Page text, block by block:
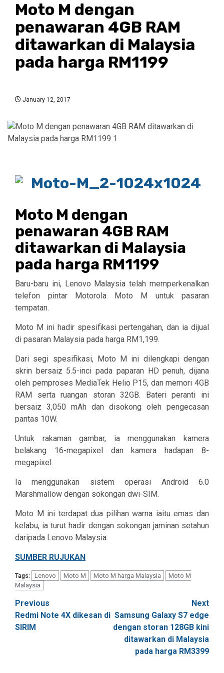
Moto M dengan
penawaran 4GB RAM
ditawarkan di Malaysia
pada harga RM1199
January 12, 2017
Moto M dengan
penawaran 4GB RAM
ditawarkan di Malaysia
pada harga RM1199
Baru-baru ini, Lenovo Malaysia telah memperkenalkan
telefon pintar Motorola Moto M untuk pasaran
tempatan.
Moto M ini hadir spesifikasi pertengahan, dan ia dijual
di pasaran Malaysia pada harga RM1,199.
Dari segi spesifikasi, Moto M ini dilengkapi dengan
skrin bersaiz 5.5-inci pada paparan HD penuh, dijana
oleh pemproses MediaTek Helio P15, dan memori 4GB
RAM serta ruangan storan 32GB. Bateri peranti ini
bersaiz 3,050 mAh dan disokong oleh pengecasan
pantas 10W.
Untuk rakaman gambar, ia menggunakan kamera
belakang 16-megapixel dan kamera hadapan 8-
megapixel.
Ia menggunakan sistem operasi Android 6.0
Marshmallow dengan sokongan dwi-SIM.
Moto M ini terdapat dua pilihan warna iaitu emas dan
kelabu, ia turut hadir dengan sokongan jaminan setahun
daripada Lenovo Malaysia.
SUMBER RUJUKAN
Tags: Lenovo Moto M Moto M harga Malaysia
Moto M
Malaysia
Post
navigation
Previous
Redmi Note 4X dikesan di
SIRIM
Next
Samsung Galaxy S7 edge
dengan storan 128GB kini
ditawarkan di Malaysia
pada harga RM3399